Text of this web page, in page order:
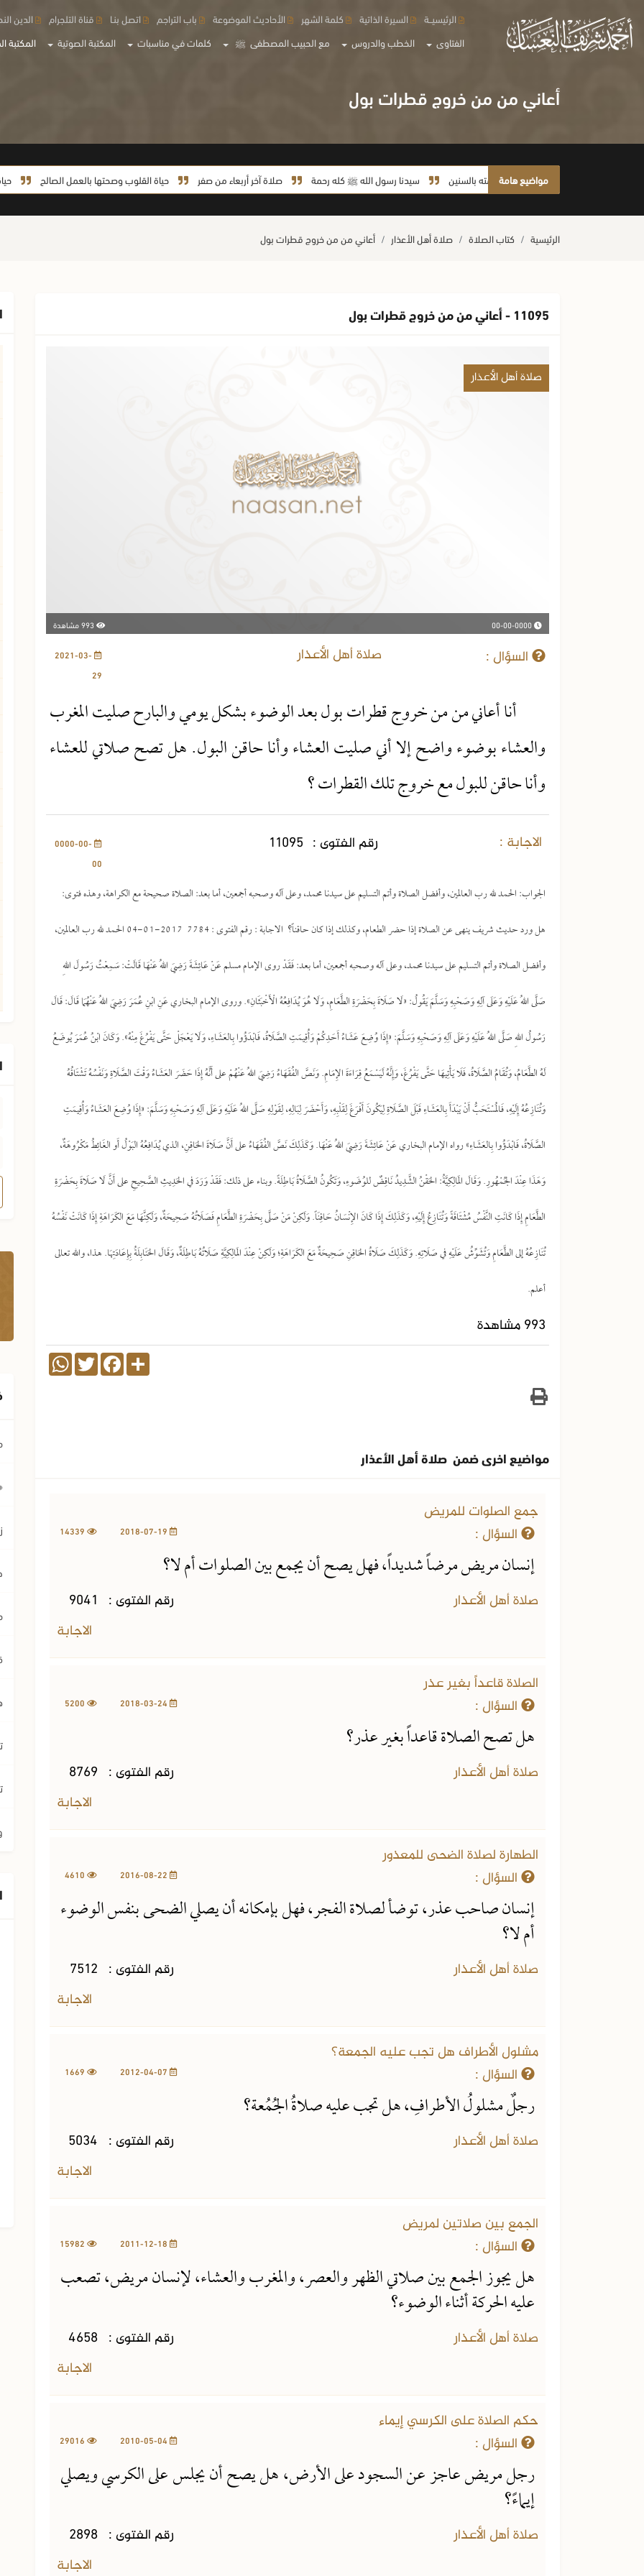
الفتاوى الخطب والدروس مع الحبيب المصطفى ﷺ كلمات في مناسبات المكتبة الصوتية المكتبة
الرئيسيــة السيرة الذاتية كلمة الشهر الأحاديث الموضوعة باب التراجم اتصل بنـا قناة التلجرام الدين
أعاني من من خروج قطرات بول
مواضيع هامة
لا يأخذ أمته بالسنين سيدنا رسول الله ﷺ كله رحمة صلاة آخر أربعاء من صفر حياة القلوب وصحتها بالعمل الصالح حياة
الرئيسية كتاب الصلاة صلاة أهل الأعذار أعاني من من خروج قطرات بول
11095 - أعاني من من خروج قطرات بول
صلاة أهل الأعذار
السؤال : صلاة أهل الأعذار
2021-03-
29
أنا أعاني من من خروج قطرات بول بعد الوضوء بشكل يومي والبارح صليت المغرب
والعشاء بوضوء واضح إلا أني صليت العشاء وأنا حاقن البول. هل تصح صلاتي للعشاء
وأنا حاقن للبول مع خروج تلك القطرات ؟
الاجابة : رقم الفتوى : 11095
0000-00-
00
الجواب: الحمد لله رب العالمين، وأفضل الصلاة وأتم التسليم على سيدنا محمد، وعلى آله وصحبه أجمعين، أما بعد: الصلاة صحيحة مع الكراهة، وهذه فتوى:
هل ورد حديث شريف ينهى عن الصلاة إذا حضر الطعام، وكذلك إذا كان حاقناً؟ الاجابة : رقم الفتوى : 7784 2017-01-04 الحمد لله رب العالمين،
وأفضل الصلاة وأتم التسليم على سيدنا محمد، وعلى آله وصحبه أجمعين، أما بعد: فَقَدْ روى الإمام مسلم عَنْ عَائِشَةَ رَضِيَ اللهُ عَنْهَا قَالَتْ: سَمِعْتُ رَسُولَ اللهِ
صَلَّى اللهُ عَلَيْهِ وَعَلَى آلِهِ وَصَحْبِهِ وَسَلَّمَ يَقُولُ: «لَا صَلَاةَ بِحَضْرَةِ الطَّعَامِ، وَلَا هُوَ يُدَافِعُهُ الْأَخْبَثَانِ». وروى الإمام البخاري عَنِ ابْنِ عُمَرَ رَضِيَ اللهُ عَنْهُمَا قَالَ: قَالَ
رَسُولُ اللهِ صَلَّى اللهُ عَلَيْهِ وَعَلَى آلِهِ وَصَحْبِهِ وَسَلَّمَ: «إِذَا وُضِعَ عَشَاءُ أَحَدِكُمْ وَأُقِيمَتِ الصَّلَاةُ، فَابْدَؤُوا بِالعَشَاءِ، وَلَا يَعْجَلْ حَتَّى يَفْرُغَ مِنْهُ». وَكَانَ ابْنُ عُمَرَ يُوضَعُ
لَهُ الطَّعَامُ، وَتُقَامُ الصَّلَاةُ، فَلَا يَأْتِيهَا حَتَّى يَفْرُغَ، وَإِنَّهُ لَيَسْمَعُ قِرَاءَةَ الإِمَامِ. وَنَصَّ الفُقَهَاءُ رَضِيَ اللهُ عَنْهُمْ على أَنَّهُ إِذَا حَضَرَ العَشَاءُ وَقْتَ الصَّلَاةِ وَنَفْسُهُ تَشْتَاقُهُ
وَتُنَازِعُهُ إِلَيْهِ، فَالمُسْتَحَبُّ أَنْ يَبْدَأَ بِالعَشَاءِ قَبْلَ الصَّلَاةِ لِيَكُونَ أَفْرَغَ لِقَلْبِهِ، وَأَحْضَرَ لِبَالِهِ، لِقَوْلِهِ صَلَّى اللهُ عَلَيْهِ وَعَلَى آلِهِ وَصَحْبِهِ وَسَلَّمَ: «إِذَا وُضِعَ العَشَاءُ وَأُقِيمَتِ
الصَّلَاةُ، فَابْدَؤُوا بِالعَشَاءِ» رواه الإمام البخاري عَنْ عَائِشَةَ رَضِيَ اللهُ عَنْهَا. وَكَذَلِكَ نَصَّ الفُقَهَاءُ على أَنَّ صَلَاةَ الحَاقِنِ، الذي يُدَافِعُهُ البَوْلُ أَو الغَائِطُ مَكْرُوهَةٌ،
وَهَذَا عِنْدَ الجُمْهُورِ. وَقَالَ المَالِكِيَّةُ: الحَقْنُ الشَّدِيدُ نَاقِضٌ للوُضَوءِ، وَتَكُونُ الصَّلَاةُ بَاطِلَةً. وبناء على ذلك: فَقَدْ وَرَدَ في الحَدِيثِ الصَّحِيحِ على أَنَّ لَا صَلَاةَ بِحَضْرَةِ
الطَّعَامِ إِذَا كَانَتِ النَّفْسُ مُشْتَاقَةً وَتُنَازِعُ إِلَيْهِ، وَكَذَلِكَ إِذَا كَانَ الإِنْسَانُ حَاقِنَاً. وَلَكِنْ مَنْ صَلَّى بِحَضْرَةِ الطَّعَامِ فَصَلَاتُهُ صَحِيحَةٌ، وَلَكِنَّهَا مَعَ الكَرَاهَةِ إِذَا كَانَتْ نَفْسُهُ
تُنَازِعُهُ إلى الطَّعَامِ وَتُشَوِّشُ عَلَيْهِ في صَلَاتِهِ. وَكَذَلِكَ صَلَاةُ الحَاقِنِ صَحِيحَةٌ مَعَ الكَرَاهَةِ؛ وَلَكِنْ عِنْدَ المَالِكِيَّةِ صَلَاتُهُ بَاطِلَةٌ، وَقَالَ الحَنَابِلَةُ بِإِعَادَتِهَا. هذا، والله تعالى
أعلم.
993 مشاهدة
Share
Facebook
Twitter
WhatsApp
مواضيع اخرى ضمن صلاة أهل الأعذار
جمع الصلوات للمريض
السؤال :
إنسان مريض مرضاً شديداً، فهل يصح أن يجمع بين الصلوات أم لا؟
صلاة أهل الأعذار رقم الفتوى : 9041
الاجابة
الصلاة قاعداً بغير عذر
السؤال :
هل تصح الصلاة قاعداً بغير عذر؟
صلاة أهل الأعذار رقم الفتوى : 8769
الاجابة
الطهارة لصلاة الضحى للمعذور
السؤال :
إنسان صاحب عذر، توضأ لصلاة الفجر، فهل بإمكانه أن يصلي الضحى بنفس الوضوء
أم لا؟
صلاة أهل الأعذار رقم الفتوى : 7512
الاجابة
مشلول الأطراف هل تجب عليه الجمعة؟
السؤال :
رجلٌ مشلولُ الأطرافِ، هل تجب عليه صلاةُ الجُمُعة؟
صلاة أهل الأعذار رقم الفتوى : 5034
الاجابة
الجمع بين صلاتين لمريض
السؤال :
هل يجوز الجمع بين صلاتي الظهر والعصر، والمغرب والعشاء، لإنسان مريض، تصعب
عليه الحركة أثناء الوضوء؟
صلاة أهل الأعذار رقم الفتوى : 4658
الاجابة
حكم الصلاة على الكرسي إيماء
السؤال :
رجل مريض عاجز عن السجود على الأرض، هل يصح أن يجلس على الكرسي ويصلي
إيماءً؟
صلاة أهل الأعذار رقم الفتوى : 2898
الاجابة
الشرعية